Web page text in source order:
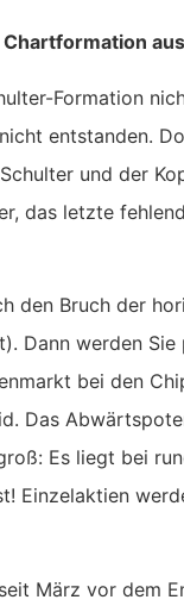
Formation
entstanden.
und der
das letzte
den Bruch der
Dann werden
bei den
Das
Es liegt bei
Einzelaktien
März vor dem